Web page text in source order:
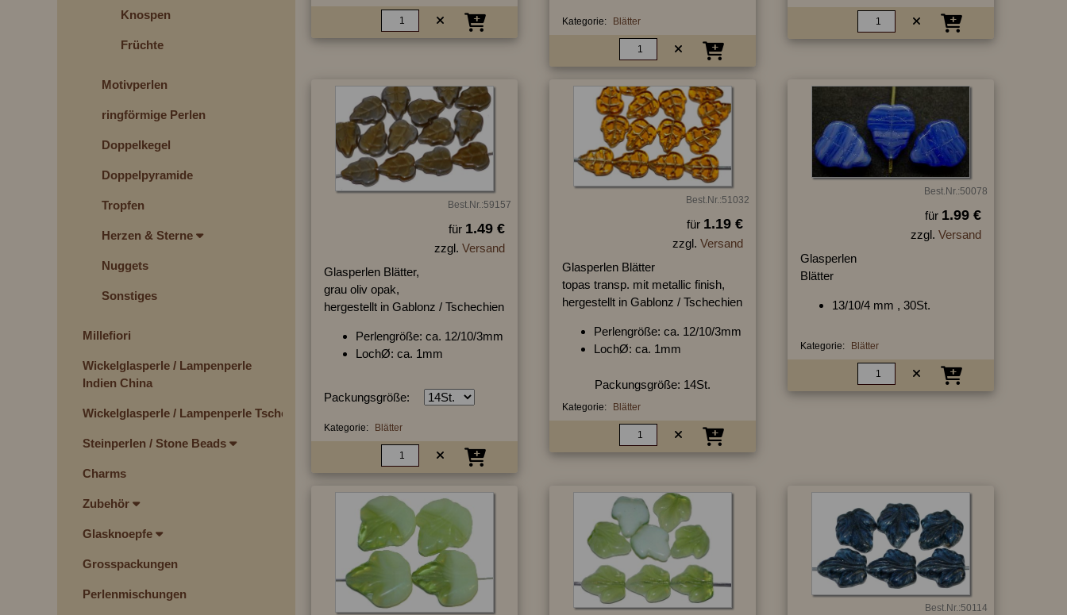
Knospen
Früchte
Motivperlen
ringförmige Perlen
Doppelkegel
Doppelpyramide
Tropfen
Herzen & Sterne
Nuggets
Sonstiges
Millefiori
Wickelglasperle / Lampenperle
Indien China
Wickelglasperle / Lampenperle Tschechien
Steinperlen / Stone Beads
Charms
Zubehör
Glasknoepfe
Grosspackungen
Perlenmischungen
Kategorie: Blätter
Best.Nr.:59157
für 1.49 €
zzgl. Versand
Glasperlen Blätter,
grau oliv opak,
hergestellt in Gablonz / Tschechien
Perlengröße: ca. 12/10/3mm
LochØ: ca. 1mm
Packungsgröße:
Kategorie: Blätter
Best.Nr.:51032
für 1.19 €
zzgl. Versand
Glasperlen Blätter
topas transp. mit metallic finish,
hergestellt in Gablonz / Tschechien
Perlengröße: ca. 12/10/3mm
LochØ: ca. 1mm
Packungsgröße: 14St.
Kategorie: Blätter
Best.Nr.:50078
für 1.99 €
zzgl. Versand
Glasperlen
Blätter
13/10/4 mm , 30St.
Kategorie: Blätter
Best.Nr.:50114